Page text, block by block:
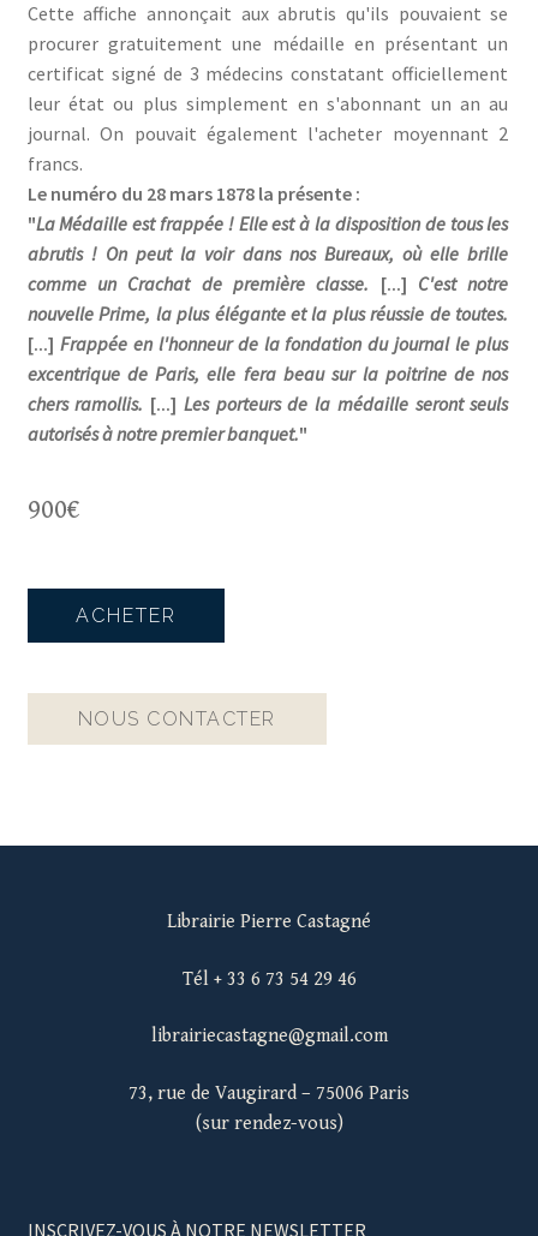
Cette affiche annonçait aux abrutis qu'ils pouvaient se
procurer gratuitement une médaille en présentant un
certificat signé de 3 médecins constatant officiellement
leur état ou plus simplement en s'abonnant un an au
journal. On pouvait également l'acheter moyennant 2
francs.
Le numéro du 28 mars 1878 la présente :
"La Médaille est frappée ! Elle est à la disposition de tous les
abrutis ! On peut la voir dans nos Bureaux, où elle brille
comme un Crachat de première classe. [...] C'est notre
nouvelle Prime, la plus élégante et la plus réussie de toutes.
[...] Frappée en l'honneur de la fondation du journal le plus
excentrique de Paris, elle fera beau sur la poitrine de nos
chers ramollis. [...] Les porteurs de la médaille seront seuls
autorisés à notre premier banquet."
900€
ACHETER
NOUS CONTACTER
Librairie Pierre Castagné
Tél + 33 6 73 54 29 46
librairiecastagne@gmail.com
73, rue de Vaugirard – 75006 Paris
(sur rendez-vous)
INSCRIVEZ-VOUS À NOTRE NEWSLETTER